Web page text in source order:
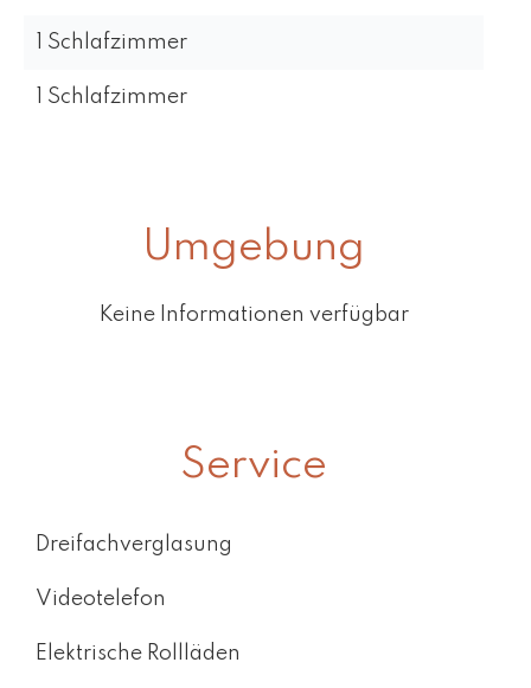
1 Schlafzimmer
1 Schlafzimmer
Umgebung
Keine Informationen verfügbar
Service
Dreifachverglasung
Videotelefon
Elektrische Rollläden